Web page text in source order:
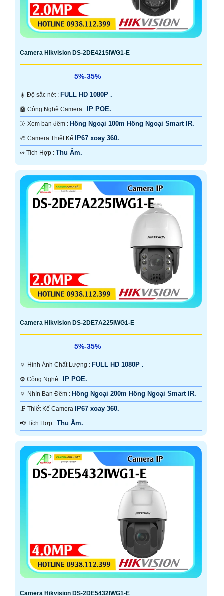
Camera Hikvision DS-2DE4215IWG1-E
5%-35%
☀️ Độ sắc nét : FULL HD 1080P .
🤖️ Công Nghệ Camera : IP POE.
🌛 Xem ban đêm : Hồng Ngoại 100m Hồng Ngoại Smart IR.
🎨 Camera Thiết Kế IP67 xoay 360.
️↭ Tích Hợp : Thu Âm.
Camera Hikvision DS-2DE7A225IWG1-E
5%-35%
🔅 Hình Ành Chất Lượng : FULL HD 1080P .
⚙ Công Nghệ : IP POE.
🔅 Nhìn Ban Đêm : Hồng Ngoại 200m Hồng Ngoại Smart IR.
🗜️ Thiết Kế Camera IP67 xoay 360.
️📢 Tích Hợp : Thu Âm.
Camera Hikvision DS-2DE5432IWG1-E